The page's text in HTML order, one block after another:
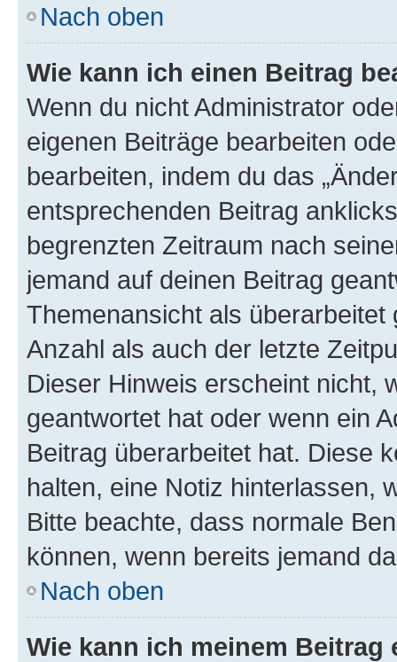
Nach oben
Wie kann ich einen Beitrag
Wenn du nicht Administrator
eigenen Beiträge bearbeiten
bearbeiten, indem du das
entsprechenden Beitrag
begrenzten Zeitraum nach
jemand auf deinen Beitrag
Themenansicht als
Anzahl als auch der letzte
Dieser Hinweis erscheint nicht,
geantwortet hat oder wenn ein
Beitrag überarbeitet hat. Diese
halten, eine Notiz hinterlassen,
Bitte beachte, dass normale
können, wenn bereits jemand
Nach oben
Wie kann ich meinem